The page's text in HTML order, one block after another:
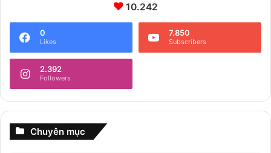
10.242
0
Likes
7.850
Subscribers
2.392
Followers
Chuyên mục